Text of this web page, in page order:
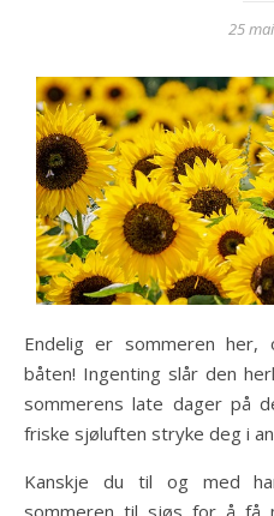
25
Endelig er sommeren her, og det betyr sjøsetting av
båten! Ingenting slår den
sommerens late dager på
friske sjøluften stryke deg i
Kanskje du til og med
sommeren til sjøs for å få